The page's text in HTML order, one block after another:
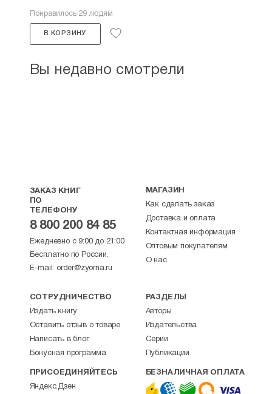
Понравилось 29 людям
В КОРЗИНУ
Вы недавно смотрели
ЗАКАЗ КНИГ
ПО
ТЕЛЕФОНУ
8 800 200 84 85
Ежедневно с 9:00 до 21:00
Бесплатно по России.
E-mail: order@zyorna.ru
МАГАЗИН
Как сделать заказ
Доставка и оплата
Контактная информация
Оптовым покупателям
О нас
СОТРУДНИЧЕСТВО
Издать книгу
Оставить отзыв о товаре
Написать в блог
Бонусная программа
РАЗДЕЛЫ
Авторы
Издательства
Серии
Публикации
ПРИСОЕДИНЯЙТЕСЬ
Яндекс.Дзен
БЕЗНАЛИЧНАЯ ОПЛАТА